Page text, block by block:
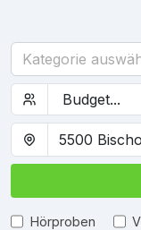
Kategorie
Hörproben